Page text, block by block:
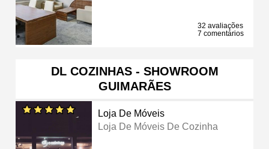
32 avaliações
7 comentários
DL COZINHAS - SHOWROOM
GUIMARÃES
Loja De Móveis
Loja De Móveis De Cozinha